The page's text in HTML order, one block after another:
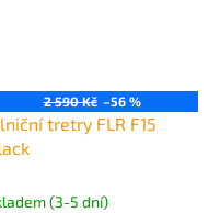
2 590 Kč –56 %
tretry FLR F15
(3-5 dní)